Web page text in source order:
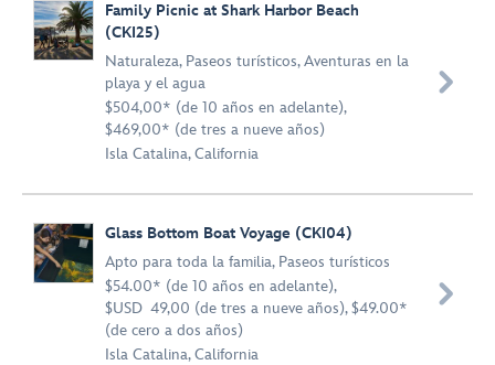
Family Picnic at Shark Harbor Beach
(CKI25)
Naturaleza, Paseos turísticos,Aventuras en la
playa y el agua
$504,00* (de 10 años en adelante),
$469,00* (de tres a nueve años)
Isla Catalina, California

Glass Bottom Boat Voyage (CKI04)
Apto para toda la familia, Paseos turísticos
$54.00* (de 10 años en adelante),
$USD 49,00 (de tres a nueve años), $49.00*
(de cero a dos años)
Isla Catalina, California
